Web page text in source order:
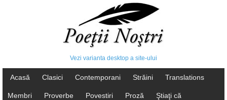
Vezi varianta desktop a site-ului
Acasă Clasici Contemporani Străini Translations
Membri Proverbe Povestiri Proză Ştiaţi că